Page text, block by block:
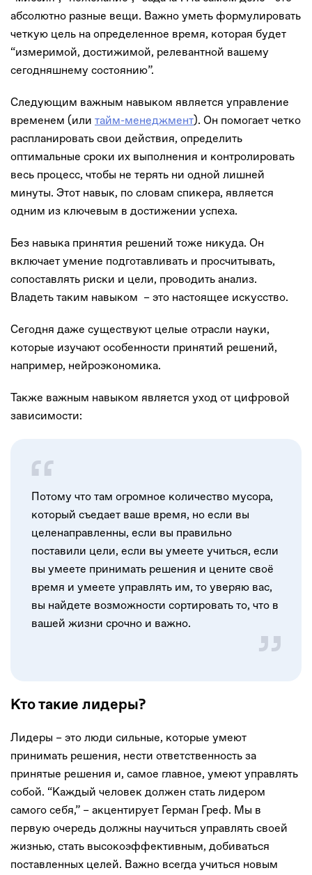
абсолютно разные вещи. Важно уметь формулировать
четкую цель на определенное время, которая будет
“измеримой, достижимой, релевантной вашему
сегодняшнему состоянию”.
Следующим важным навыком является управление
временем (или тайм-менеджмент). Он помогает четко
распланировать свои действия, определить
оптимальные сроки их выполнения и контролировать
весь процесс, чтобы не терять ни одной лишней
минуты. Этот навык, по словам спикера, является
одним из ключевым в достижении успеха.
Без навыка принятия решений тоже никуда. Он
включает умение подготавливать и просчитывать,
сопоставлять риски и цели, проводить анализ.
Владеть таким навыком – это настоящее искусство.
Сегодня даже существуют целые отрасли науки,
которые изучают особенности принятий решений,
например, нейроэкономика.
Также важным навыком является уход от цифровой
зависимости:
Потому что там огромное количество мусора,
который съедает ваше время, но если вы
целенаправленны, если вы правильно
поставили цели, если вы умеете учиться, если
вы умеете принимать решения и цените своё
время и умеете управлять им, то уверяю вас,
вы найдете возможности сортировать то, что в
вашей жизни срочно и важно.
Кто такие лидеры?
Лидеры – это люди сильные, которые умеют
принимать решения, нести ответственность за
принятые решения и, самое главное, умеют управлять
собой. “Каждый человек должен стать лидером
самого себя,” – акцентирует Герман Греф. Мы в
первую очередь должны научиться управлять своей
жизнью, стать высокоэффективным, добиваться
поставленных целей. Важно всегда учиться новым